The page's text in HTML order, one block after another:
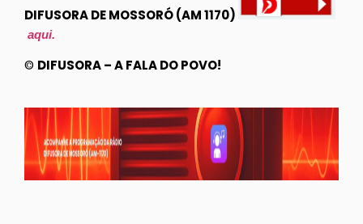
DIFUSORA DE MOSSORÓ (AM 1170)
aqui.
© DIFUSORA – A FALA DO POVO!